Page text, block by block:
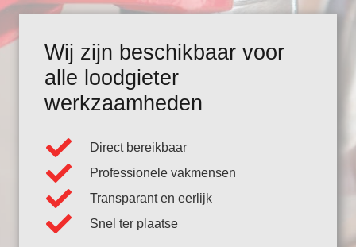
Wij zijn beschikbaar voor
alle loodgieter
werkzaamheden
Direct bereikbaar
Professionele vakmensen
Transparant en eerlijk
Snel ter plaatse